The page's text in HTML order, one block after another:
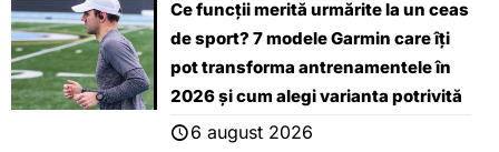
Ce funcții merită urmărite la un ceas
de sport? 7 modele Garmin care îți
pot transforma antrenamentele în
2026 și cum alegi varianta potrivită
6 august 2026